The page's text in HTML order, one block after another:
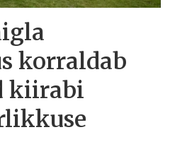
korraldab
kiirabi